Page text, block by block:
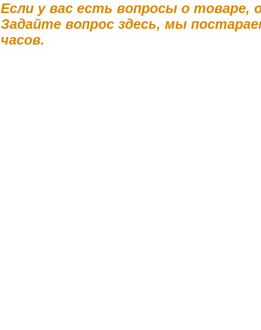
Если у вас есть вопросы о товаре,
Задайте вопрос здесь, мы
часов.